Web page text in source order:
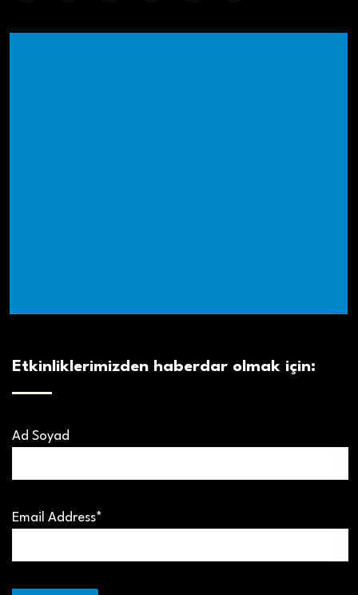
Etkinliklerimizden haberdar olmak için:
Ad Soyad
Email Address*